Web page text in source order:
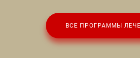
ВСЕ ПРОГРАММЫ